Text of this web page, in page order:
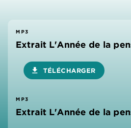
MP3
Extrait L'Année de la
download TÉLÉCHARGER
MP3
Extrait L'Année de la